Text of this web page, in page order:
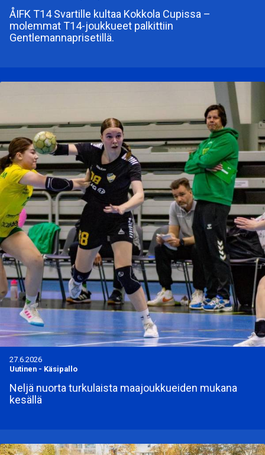
ÅIFK T14 Svartille kultaa Kokkola Cupissa –
molemmat T14-joukkueet palkittiin
Gentlemannaprisetillä.
27.6.2026
Uutinen - Käsipallo
Neljä nuorta turkulaista maajoukkueiden mukana
kesällä